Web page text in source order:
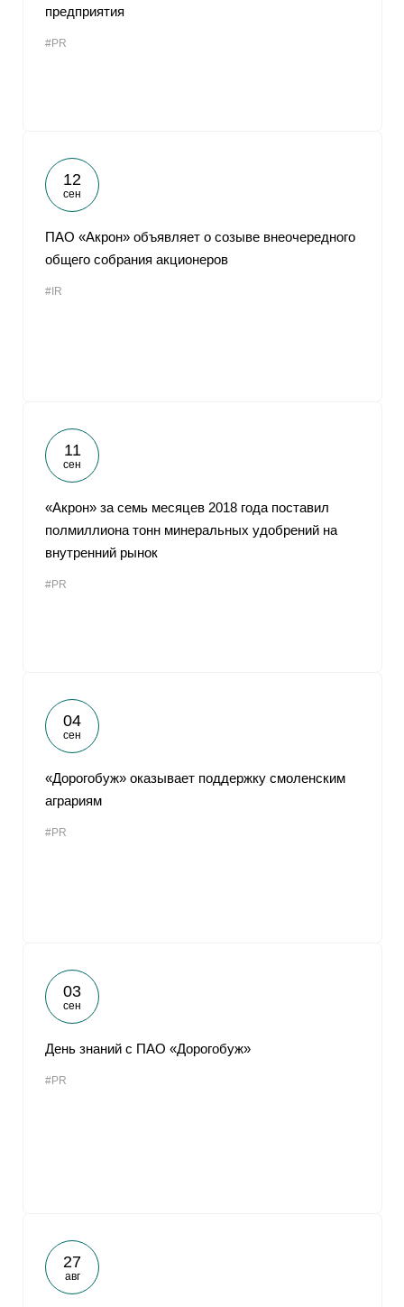
предприятия
#PR
12
сен
ПАО «Акрон» объявляет о созыве внеочередного
общего собрания акционеров
#IR
11
сен
«Акрон» за семь месяцев 2018 года поставил
полмиллиона тонн минеральных удобрений на
внутренний рынок
#PR
04
сен
«Дорогобуж» оказывает поддержку смоленским
аграриям
#PR
03
сен
День знаний с ПАО «Дорогобуж»
#PR
27
авг